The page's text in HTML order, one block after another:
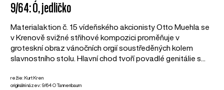
9/64: Ó, jedličko
Materialaktion č. 15 vídeňského akcionisty Otto Muehla se
v Krenově svižné střihové kompozici proměňuje v
groteskní obraz vánočních orgií soustředěných kolem
slavnostního stolu. Hlavní chod tvoří povadlé genitálie s...
režie: Kurt Kren
originální název: 9/64 O Tannenbaum